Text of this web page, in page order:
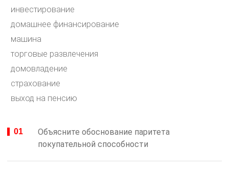
инвестирование
домашнее финансирование
машина
торговые развлечения
домовладение
страхование
выход на пенсию
Объясните обоснование паритета
покупательной способности